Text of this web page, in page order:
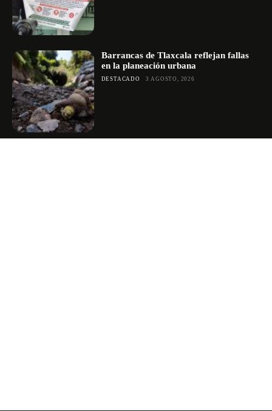
Barrancas de Tlaxcala reflejan fallas
en la planeación urbana
DESTACADO 3 AGOSTO, 2026